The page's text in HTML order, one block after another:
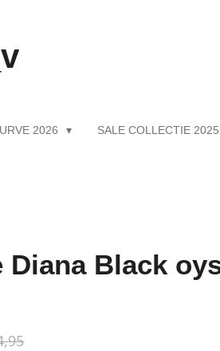
2026 SALE COLLECTIE 2025
Diana Black